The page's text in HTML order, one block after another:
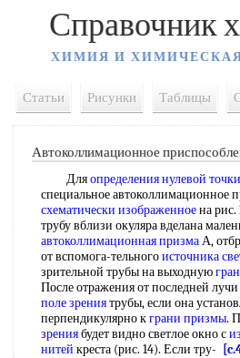
Справочник
ХИМИЯ И
Статьи Рисунки Таблицы
Автоколлимационное
Дляопределения нулевой точки
специальное автоколлимационное
схематически изображенноена рис.
трубу вблизи окуляра вделана
автоколлимационная призмаА,
от вспомога-тельногоисточника
зрительной трубы на выходную
После отражения от последней
поле зрениятрубы, если она
перпендикулярно кграни призмы.
зрениябудет видно светлое окно с
нитей креста (рис. 14). Если тру-